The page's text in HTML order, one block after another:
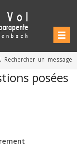
Rechercher un message
posées